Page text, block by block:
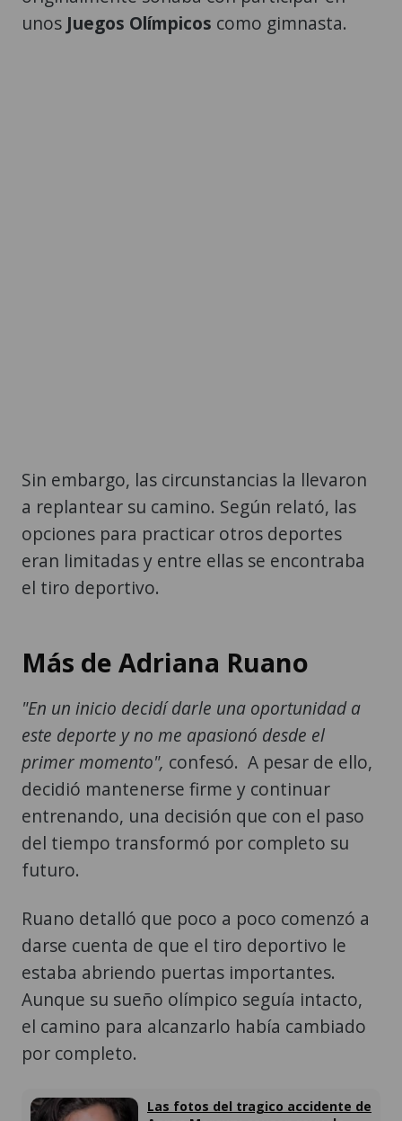
unos Juegos Olímpicos como gimnasta.
Sin embargo, las circunstancias la llevaron
a replantear su camino. Según relató, las
opciones para practicar otros deportes
eran limitadas y entre ellas se encontraba
el tiro deportivo.
Más de Adriana Ruano
"En un inicio decidí darle una oportunidad a
este deporte y no me apasionó desde el
primer momento", confesó. A pesar de ello,
decidió mantenerse firme y continuar
entrenando, una decisión que con el paso
del tiempo transformó por completo su
futuro.
Ruano detalló que poco a poco comenzó a
darse cuenta de que el tiro deportivo le
estaba abriendo puertas importantes.
Aunque su sueño olímpico seguía intacto,
el camino para alcanzarlo había cambiado
por completo.
Las fotos del tragico accidente de